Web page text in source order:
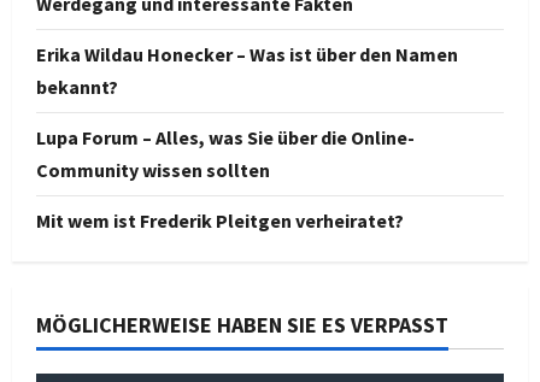
Erika Wildau Honecker – Was ist über den Namen
bekannt?
Lupa Forum – Alles, was Sie über die Online-
Community wissen sollten
Mit wem ist Frederik Pleitgen verheiratet?
MÖGLICHERWEISE HABEN SIE ES VERPASST